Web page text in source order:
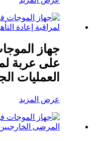
جهاز
على عربة
العمليات
عرض المزيد